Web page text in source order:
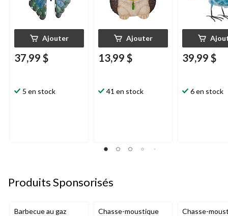
Ajouter
37,99 $
5 en stock
Ajouter
13,99 $
41 en stock
39,99 $
6 en stock
Produits Sponsorisés
Barbecue au gaz
Chasse-moustique
Chasse-